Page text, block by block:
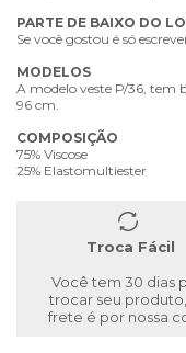
PARTE DE BAIXO DO
Se você gostou é só
MODELOS
A modelo veste P/36, tem
96 cm.
COMPOSIÇÃO
75% Viscose
25% Elastomultiester
Troca Fácil
Você tem 30 dias
trocar seu
frete é por nossa